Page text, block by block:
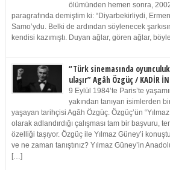
ölümünden hemen sonra,
paragrafında demiştim ki: “Diyarbekirliydi,
Samo’ydu. Belki de ardından söylenecek
kendisi kazımıştı. Duyan ağlar, gören ağlar,
“Türk sinemasında
ulaşır” Agâh Özgüç / KADİR
9 Eylül 1984’te Paris’te
yakından tanıyan isimlerden
yaşayan tarihçisi Agâh Özgüç. Özgüç’ün
olarak adlandırdığı çalışması tam bir başvuru,
özelliği taşıyor. Özgüç ile Yılmaz Güney’i
ve ne zaman tanıştınız? Yılmaz Güney’in
[…]